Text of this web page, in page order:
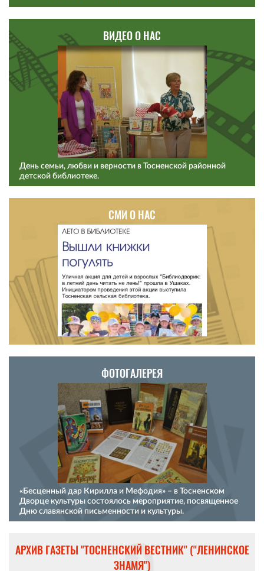
ВИДЕО О НАС
День семьи, любви и верности в Тосненской районной
детской библиотеке.
СМИ О НАС
ФОТОГАЛЕРЕЯ
«Бесценный дар Кирилла и Мефодия» – в Тосненском
Дворце культуры состоялось мероприятие, посвященное
Дню славянской письменности и культуры.
АРХИВ ГАЗЕТЫ "ТОСНЕНСКИЙ ВЕСТНИК" ("ЛЕНИНСКОЕ
ЗНАМЯ")